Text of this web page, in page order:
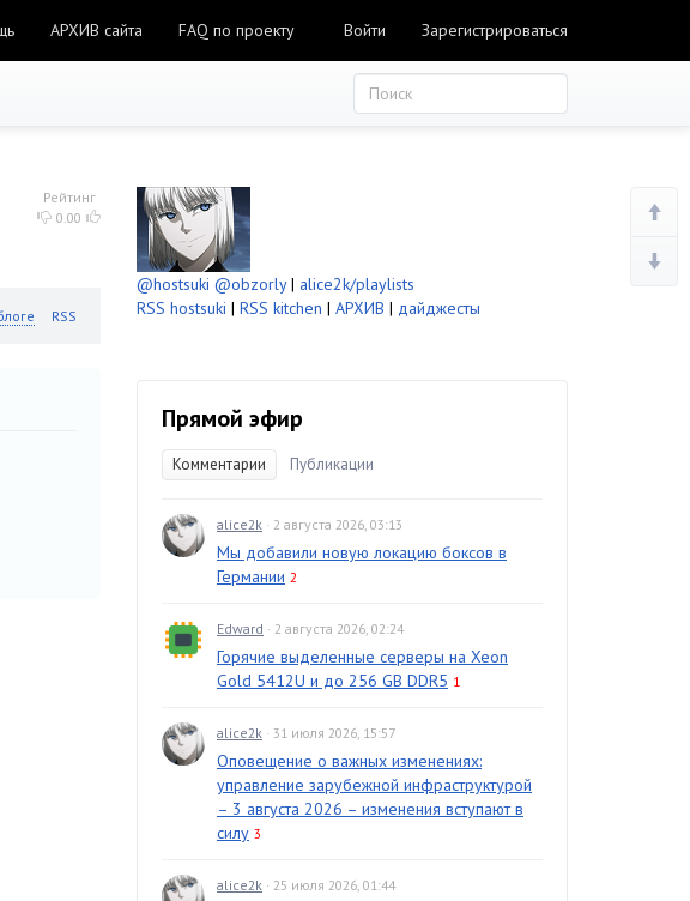
АРХИВ сайта FAQ по проекту Войти Зарегистрироваться
Рейтинг
0.00
RSS
@hostsuki @obzorly| alice2k/playlists
RSS hostsuki | RSS kitchen | АРХИВ | дайджесты
Прямой эфир
Комментарии Публикации
alice2k · 2 августа 2026, 03:13
Мы добавили новую локацию боксов в
Германии 2
Edward · 2 августа 2026, 02:24
Горячие выделенные серверы на Xeon
Gold 5412U и до 256 GB DDR5 1
alice2k · 31 июля 2026, 15:57
Оповещение о важных изменениях:
управление зарубежной инфраструктурой
– 3 августа 2026 – изменения вступают в
силу 3
alice2k · 25 июля 2026, 01:44